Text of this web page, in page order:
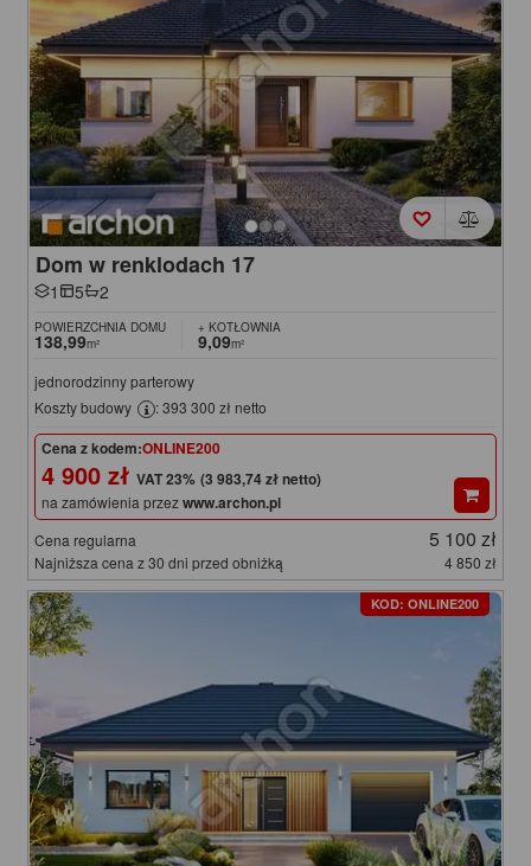
Dom w renklodach 17
1 5 2
POWIERZCHNIA DOMU
138,99m²
+ KOTŁOWNIA
9,09m²
jednorodzinny parterowy
Koszty budowy
: 393 300 zł netto
Cena z kodem:ONLINE200
4 900 zł (3 983,74 zł netto)
na zamówienia przezwww.archon.pl
Cena regularna 5 100 zł
Najniższa cena z 30 dni przed obniżką 4 850 zł
KOD: ONLINE200